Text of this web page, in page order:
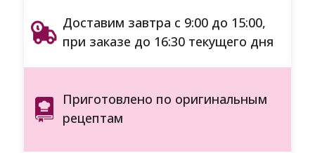
Доставим завтра с 9:00 до 15:00,
при заказе до 16:30 текущего дня
Приготовлено по оригинальным
рецептам